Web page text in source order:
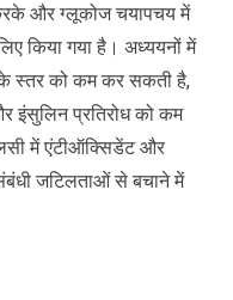
और ग्लूकोज चयापचय में
किया गया है। अध्ययनों में
के स्तर को कम कर सकती है,
इंसुलिन प्रतिरोध को कम
में एंटीऑक्सिडेंट और
जटिलताओं से बचाने में